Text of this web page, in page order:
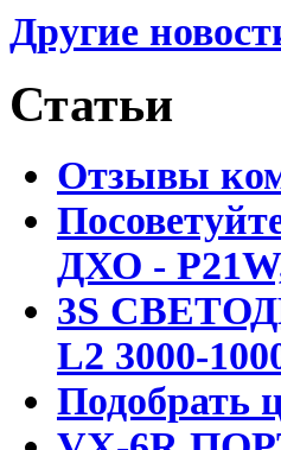
Другие
Статьи
Отзывы
ДХО -
3S
L2 3000-
Подобрать